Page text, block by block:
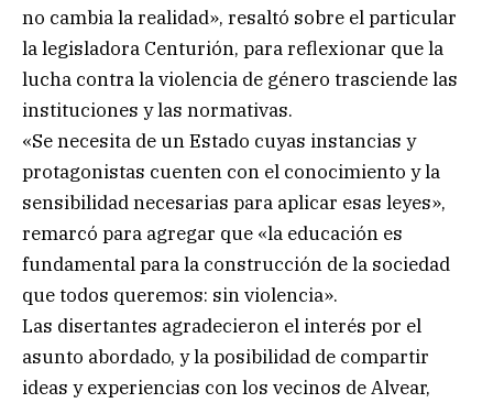
no cambia la realidad», resaltó sobre el particular
la legisladora Centurión, para reflexionar que la
lucha contra la violencia de género trasciende las
instituciones y las normativas.
«Se necesita de un Estado cuyas instancias y
protagonistas cuenten con el conocimiento y la
sensibilidad necesarias para aplicar esas leyes»,
remarcó para agregar que «la educación es
fundamental para la construcción de la sociedad
que todos queremos: sin violencia».
Las disertantes agradecieron el interés por el
asunto abordado, y la posibilidad de compartir
ideas y experiencias con los vecinos de Alvear,